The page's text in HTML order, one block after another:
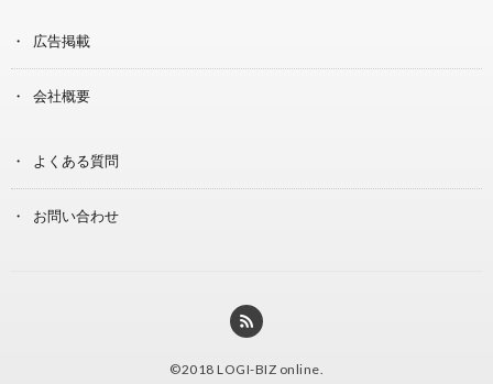
広告掲載
会社概要
よくある質問
お問い合わせ
©2018 LOGI-BIZ online